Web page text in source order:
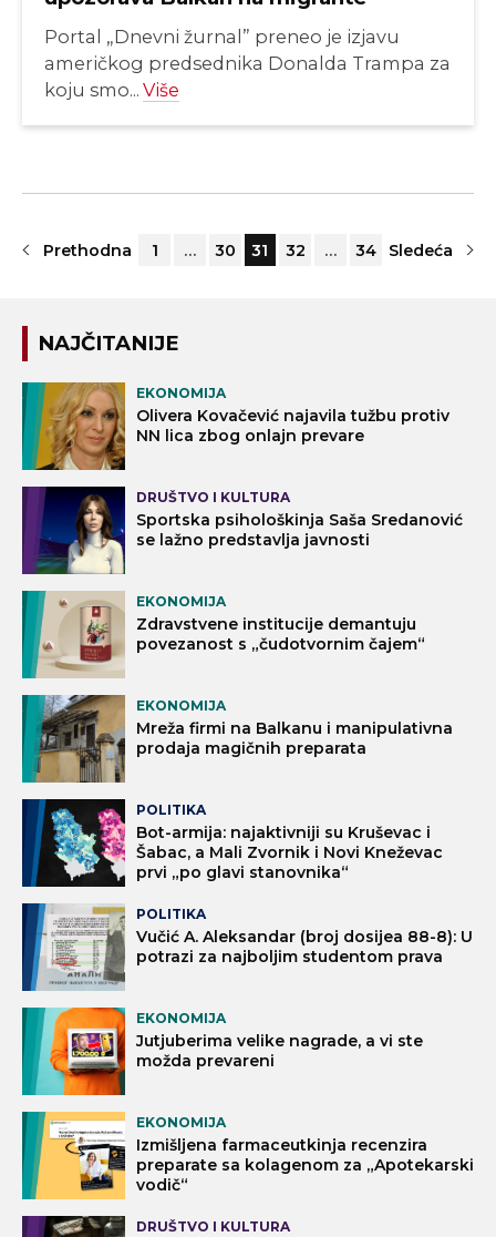
Portal „Dnevni žurnal” preneo je izjavu
američkog predsednika Donalda Trampa za
koju smo... Više
Prethodna 1 … 30 31 32 … 34 Sledeća
NAJČITANIJE
EKONOMIJA
Olivera Kovačević najavila tužbu protiv
NN lica zbog onlajn prevare
DRUŠTVO I KULTURA
Sportska psihološkinja Saša Sredanović
se lažno predstavlja javnosti
EKONOMIJA
Zdravstvene institucije demantuju
povezanost s „čudotvornim čajem“
EKONOMIJA
Mreža firmi na Balkanu i manipulativna
prodaja magičnih preparata
POLITIKA
Bot-armija: najaktivniji su Kruševac i
Šabac, a Mali Zvornik i Novi Kneževac
prvi „po glavi stanovnika“
POLITIKA
Vučić A. Aleksandar (broj dosijea 88-8): U
potrazi za najboljim studentom prava
EKONOMIJA
Jutjuberima velike nagrade, a vi ste
možda prevareni
EKONOMIJA
Izmišljena farmaceutkinja recenzira
preparate sa kolagenom za „Apotekarski
vodič“
DRUŠTVO I KULTURA